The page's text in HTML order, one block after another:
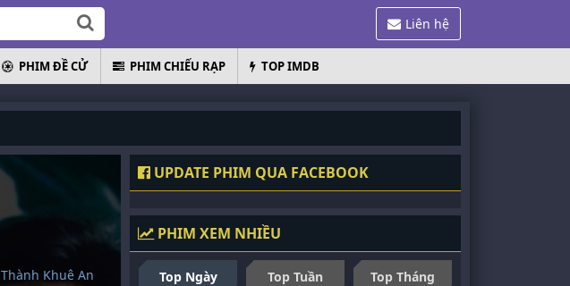
Liên hệ
PHIM ĐỀ CỬ PHIM CHIẾU RẠP TOP IMDB
Thành Khuê An
UPDATE PHIM QUA FACEBOOK
PHIM XEM NHIỀU
Top Ngày Top Tuần
Top Tháng